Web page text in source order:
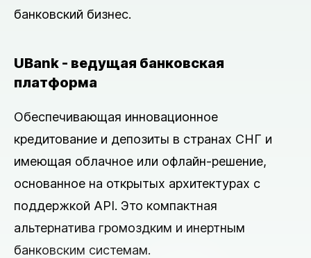
банковский бизнес.
UBank - ведущая банковская
платформа
Обеспечивающая инновационное
кредитование и депозиты в странах СНГ и
имеющая облачное или офлайн-решение,
основанное на открытых архитектурах с
поддержкой API. Это компактная
альтернатива громоздким и инертным
банковским системам.